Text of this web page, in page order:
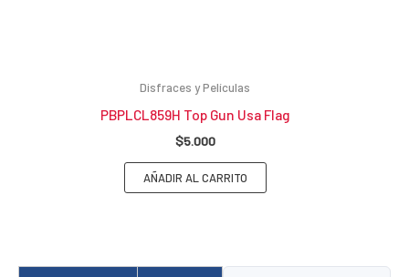
Disfraces y Películas
PBPLCL859H Top Gun Usa Flag
$5.000
AÑADIR AL CARRITO